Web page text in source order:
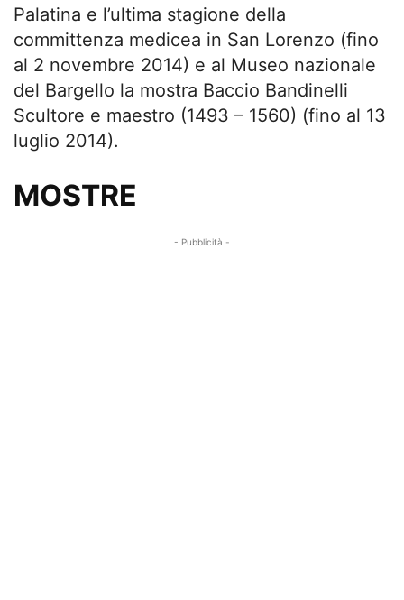
Palatina e l’ultima stagione della
committenza medicea in San Lorenzo (fino
al 2 novembre 2014) e al Museo nazionale
del Bargello la mostra Baccio Bandinelli
Scultore e maestro (1493 – 1560) (fino al 13
luglio 2014).
MOSTRE
- Pubblicità -